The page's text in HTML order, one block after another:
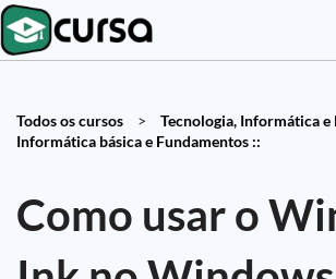
Todos os cursos > Tecnologia, Informática e
Informática básica e Fundamentos ::
Como usar o